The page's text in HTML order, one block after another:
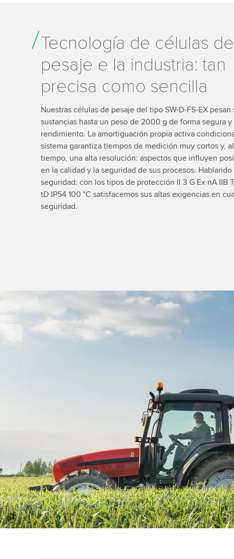
Tecnología de células de
pesaje e la industria: tan
precisa como sencilla
Nuestras células de pesaje del tipo SW-D-FS-EX pesan
sustancias hasta un peso de 2000 g de forma segura
rendimiento. La amortiguación propia activa
sistema garantiza tiempos de medición muy cortos y,
tiempo, una alta resolución: aspectos que influyen
en la calidad y la seguridad de sus procesos. Hablando
seguridad: con los tipos de protección II 3 G Ex nA IIB
tD IP54 100 °C satisfacemos sus altas exigencias en
seguridad.